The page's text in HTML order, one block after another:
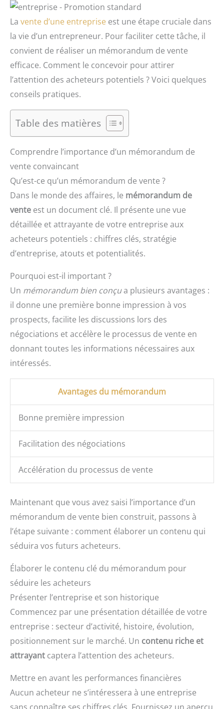
La vente d’une entreprise est une étape cruciale dans
la vie d’un entrepreneur. Pour faciliter cette tâche, il
convient de réaliser un mémorandum de vente
efficace. Comment le concevoir pour attirer
l’attention des acheteurs potentiels ? Voici quelques
conseils pratiques.
Table des matières
Comprendre l’importance d’un mémorandum de
vente convaincant
Qu’est-ce qu’un mémorandum de vente ?
Dans le monde des affaires, le mémorandum de
vente est un document clé. Il présente une vue
détaillée et attrayante de votre entreprise aux
acheteurs potentiels : chiffres clés, stratégie
d’entreprise, atouts et potentialités.
Pourquoi est-il important ?
Un mémorandum bien conçua plusieurs avantages :
il donne une première bonne impression à vos
prospects, facilite les discussions lors des
négociations et accélère le processus de vente en
donnant toutes les informations nécessaires aux
intéressés.
Avantages du mémorandum
Bonne première impression
Facilitation des négociations
Accélération du processus de vente
Maintenant que vous avez saisi l’importance d’un
mémorandum de vente bien construit, passons à
l’étape suivante : comment élaborer un contenu qui
séduira vos futurs acheteurs.
Élaborer le contenu clé du mémorandum pour
séduire les acheteurs
Présenter l’entreprise et son historique
Commencez par une présentation détaillée de votre
entreprise : secteur d’activité, histoire, évolution,
positionnement sur le marché. Un contenu riche et
attrayant captera l’attention des acheteurs.
Mettre en avant les performances financières
Aucun acheteur ne s’intéressera à une entreprise